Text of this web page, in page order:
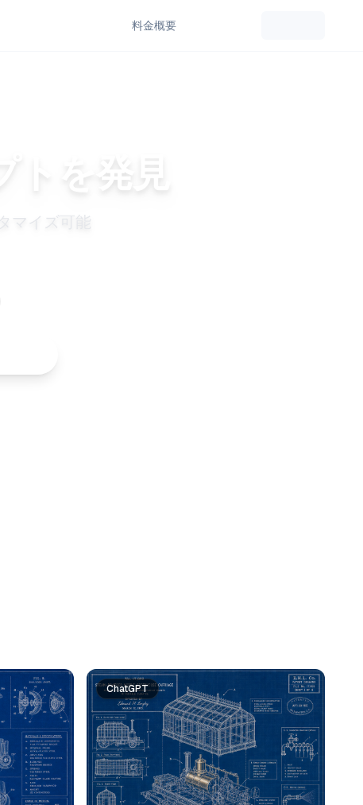
料金概要
を発見
マイズ可能
ChatGPT